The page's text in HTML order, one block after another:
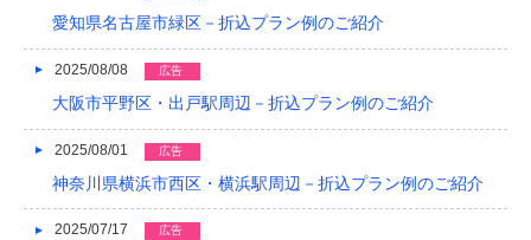
2018/04
2018/03
2018/02
2017/12
愛知県名古屋市緑区－折込プラン例のご紹介
2025/08/08 広告
大阪市平野区・出戸駅周辺－折込プラン例のご紹介
2025/08/01 広告
神奈川県横浜市西区・横浜駅周辺－折込プラン例のご紹介
2025/07/17 広告